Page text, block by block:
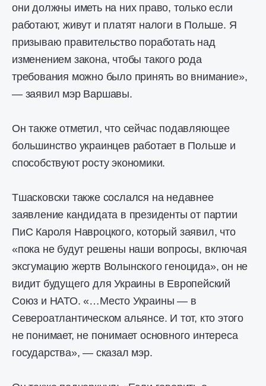
они должны иметь на них право, только если
работают, живут и платят налоги в Польше. Я
призываю правительство поработать над
изменением закона, чтобы такого рода
требования можно было принять во внимание»,
— заявил мэр Варшавы.
Он также отметил, что сейчас подавляющее
большинство украинцев работает в Польше и
способствуют росту экономики.
Тшасковски также сослался на недавнее
заявление кандидата в президенты от партии
ПиС Кароля Навроцкого, который заявил, что
«пока не будут решены наши вопросы, включая
эксгумацию жертв Волынского геноцида», он не
видит будущего для Украины в Европейский
Союз и НАТО. «…Место Украины — в
Североатлантическом альянсе. И тот, кто этого
не понимает, не понимает основного интереса
государства», — сказал мэр.